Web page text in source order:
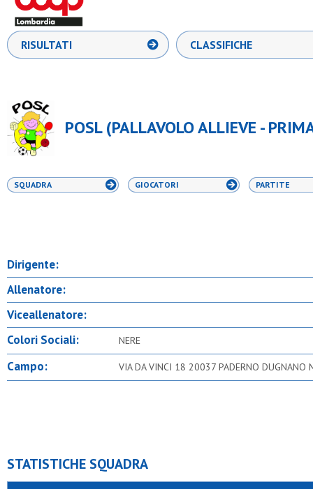
RISULTATI CLASSIFICHE
POSL (PALLAVOLO ALLIEVE -
SQUADRA GIOCATORI PARTITE
Dirigente:
Allenatore:
Viceallenatore:
Colori Sociali:
NERE
Campo: VIA DA VINCI 18 20037 PADERNO DUGNANO
STATISTICHE SQUADRA